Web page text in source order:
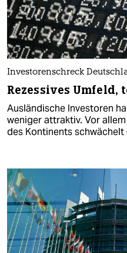
Investorenschreck
Rezessives Umfeld,
Ausländische Investoren
weniger attraktiv. Vor
des Kontinents schwächelt